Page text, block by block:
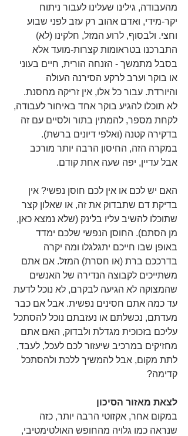
מהעבודה, גילינו שעלינו לעבור ניתוח
יקר-מידי, ואדם אהוב רק עזב לפני שבוע
וחצי. ולבסוף, לרוע המזל, חלקינו (לא)
התברכנו בטראומות קצרות-מועד אלא
בסבל מתמשך - הזנחה הורית, חיים בעוני
או בוקר וערב לרקע הסירנה העולה
והיורדת. עבור כל אלו, אין זריקה מחסנת.
לא תוכלו להגיע בוקר אחד באיחור לעבודה,
לקחת מספר, להמתין בתור ולסיים עם זה
בדקירה קטנה (ואלפי דיונים ברשת).
במקרה הזה, החיסון הרבה יותר מורכב
אבל עדיין, יפה שעה אחת קודם.
האם יש לכם או אין לכם חוסן נפשי? אין
בדיקת דם שתבדוק את זה, או שאלון קצר
שתוכלו להשיב עליו בלינק (שלא נמצא כאן,
מן הסתם). החוסן הנפשי שלכם ימדד
באופן שבו חייכם יתגלגלו ומה יקרה
בדרככם ברת (או חסרת) המזל. אם אתם
משתייכים לקבוצה הנדירה של האנשים
שהמצוקה לא הגיעה לבקרם, לא נוכל לדעת
עד כמה אתם חסינים נפשית. אבל אם כבר
מעדתם, נכשלתם או נעזבתם נוכל להסתכל
עליכם בזכוכית מגדלת ולבדוק, האם אתם
מחזיקים במרכיב שיעזור לכם לעכל, לעבד,
לתת מקום, אבל להמשיך ללכת ולהסתכל
קדימה?
לצאת מאזור הסיכון
במקום אחר, אקזוטי הרבה יותר, כזה
שנראה כמו גלויה מהחופש האולטימטיבי,